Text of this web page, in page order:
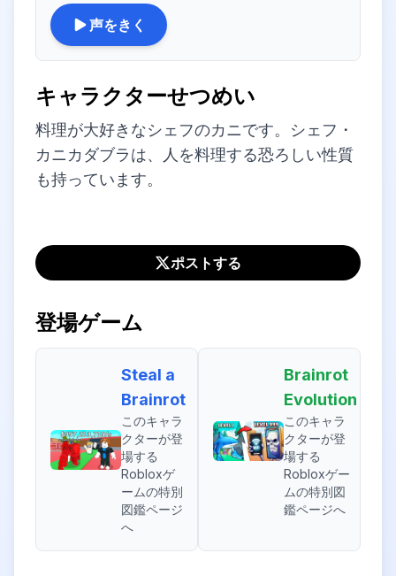
声をきく
キャラクターせつめい
料理が大好きなシェフのカニです。シェフ・
カニカダブラは、人を料理する恐ろしい性質
も持っています。
ポストする
登場ゲーム
Steal a
Brainrot
このキャラ
クターが登
場する
Robloxゲ
ームの特別
図鑑ページ
へ
Brainrot
Evolution
このキャラ
クターが登
場する
Robloxゲー
ムの特別図
鑑ページへ